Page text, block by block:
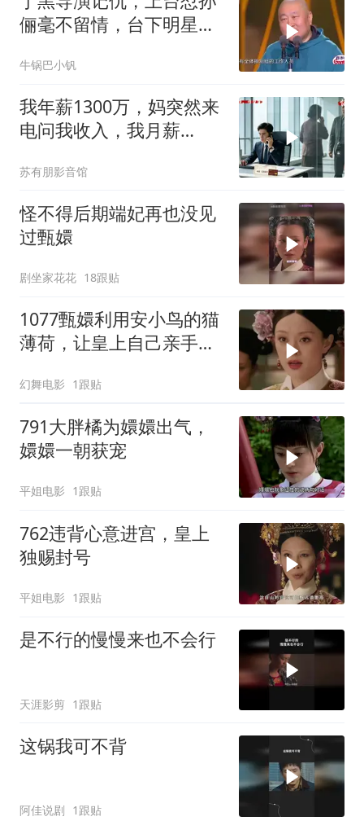
俪毫不留情，台下明星大
牛锅巴小钒
我年薪1300万，妈突然来
电问我收入，我月薪
苏有朋影音馆
怪不得后期端妃再也没见
过甄嬛
剧坐家花花 18跟贴
1077甄嬛利用安小鸟的猫
薄荷，让皇上自己亲手杖
幻舞电影 1跟贴
791大胖橘为嬛嬛出气，
嬛嬛一朝获宠
平姐电影 1跟贴
762违背心意进宫，皇上
独赐封号
平姐电影 1跟贴
是不行的慢慢来也不会行
天涯影剪 1跟贴
这锅我可不背
阿佳说剧 1跟贴